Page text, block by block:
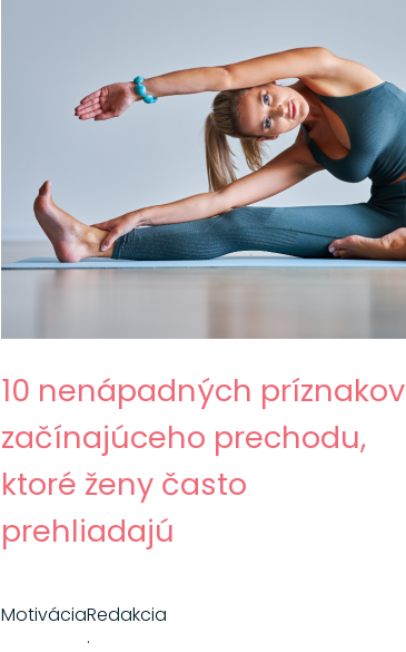
10 nenápadných príznakov
začínajúceho prechodu,
ktoré ženy často
prehliadajú
MotiváciaRedakcia
·